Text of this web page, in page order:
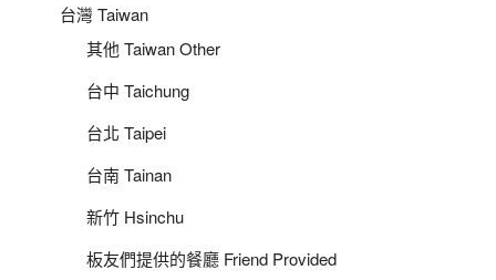
台灣 Taiwan
其他 Taiwan Other
台中 Taichung
台北 Taipei
台南 Tainan
新竹 Hsinchu
板友們提供的餐廳 Friend Provided